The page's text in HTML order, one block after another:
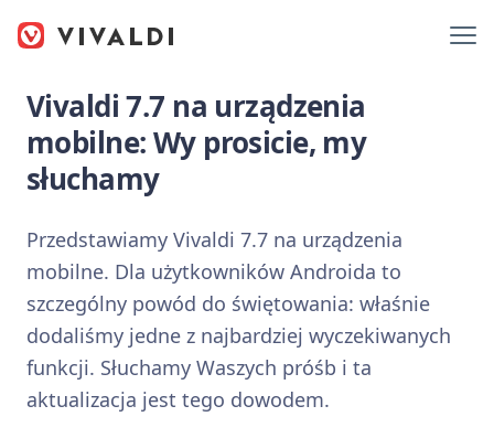
Vivaldi 7.7 na urządzenia
mobilne: Wy prosicie, my
słuchamy
Przedstawiamy Vivaldi 7.7 na urządzenia
mobilne. Dla użytkowników Androida to
szczególny powód do świętowania: właśnie
dodaliśmy jedne z najbardziej wyczekiwanych
funkcji. Słuchamy Waszych próśb i ta
aktualizacja jest tego dowodem.